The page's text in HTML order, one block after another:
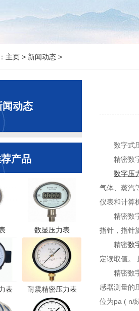
主页 > 新闻动态 >
闻动态
产品
数显压力表
表 耐震精密压力表
数字式
精密数
数字压
气体、蒸汽
仪表和计算
精密数
指针，指针
精密数
定读取值。
精密数
感器测量的
位为pa ( n/